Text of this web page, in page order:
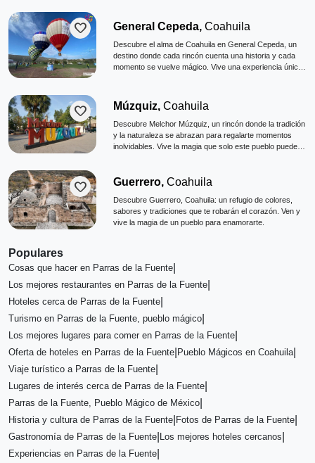
favorite General Cepeda,Coahuila
Descubre el alma de Coahuila en General Cepeda, un
destino donde cada rincón cuenta una historia y cada
momento se vuelve mágico. Vive una experiencia única
favorite Múzquiz,Coahuila
Descubre Melchor Múzquiz, un rincón donde la tradición
y la naturaleza se abrazan para regalarte momentos
inolvidables. Vive la magia que solo este pueblo puede
favorite Guerrero,Coahuila
Descubre Guerrero, Coahuila: un refugio de colores,
sabores y tradiciones que te robarán el corazón. Ven y
vive la magia de un pueblo para enamorarte.
Populares
Cosas que hacer en Parras de la Fuente
Los mejores restaurantes en Parras de la Fuente
Hoteles cerca de Parras de la Fuente
Turismo en Parras de la Fuente, pueblo mágico
Los mejores lugares para comer en Parras de la Fuente
Oferta de hoteles en Parras de la Fuente Pueblo Mágicos en Coahuila|
Viaje turístico a Parras de la Fuente
Lugares de interés cerca de Parras de la Fuente
Parras de la Fuente, Pueblo Mágico de México
Historia y cultura de Parras de la Fuente Fotos de Parras de la Fuente
Gastronomía de Parras de la Fuente Los mejores hoteles cercanos
Experiencias en Parras de la Fuente